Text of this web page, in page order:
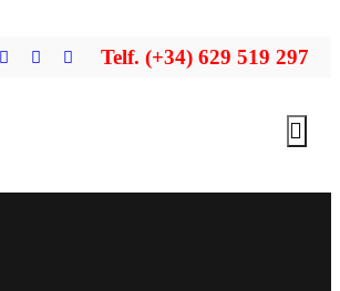
Telf. (+34) 629 519 297